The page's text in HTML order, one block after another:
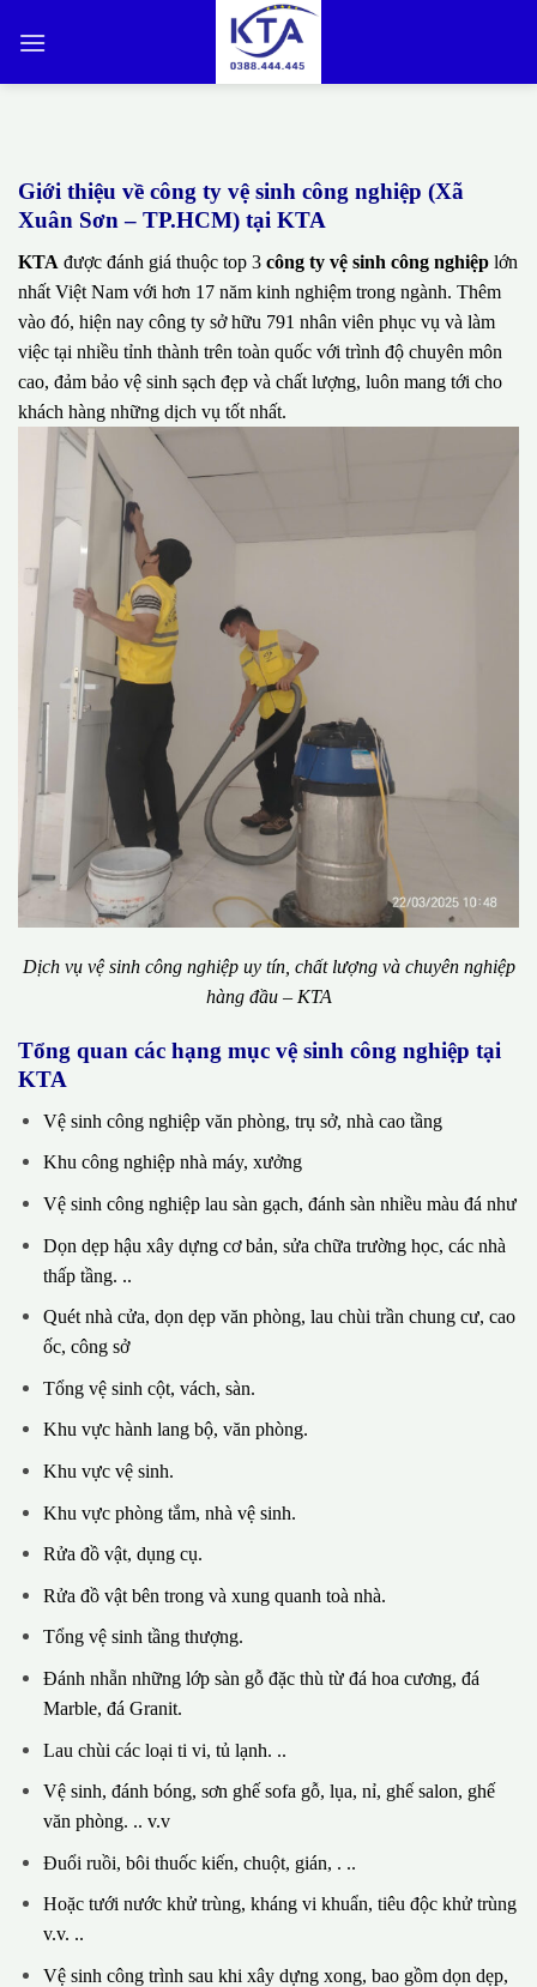
qua
Giới thiệu về công ty vệ sinh công nghiệp (Xã
Xuân Sơn – TP.HCM) tại KTA
KTA được đánh giá thuộc top 3 công ty vệ sinh công nghiệp lớn
nhất Việt Nam với hơn 17 năm kinh nghiệm trong ngành. Thêm
vào đó, hiện nay công ty sở hữu 791 nhân viên phục vụ và làm
việc tại nhiều tỉnh thành trên toàn quốc với trình độ chuyên môn
cao, đảm bảo vệ sinh sạch đẹp và chất lượng, luôn mang tới cho
khách hàng những dịch vụ tốt nhất.
Dịch vụ vệ sinh công nghiệp uy tín, chất lượng và chuyên nghiệp
hàng đầu – KTA
Tổng quan các hạng mục vệ sinh công nghiệp tại
KTA
Vệ sinh công nghiệp văn phòng, trụ sở, nhà cao tầng
Khu công nghiệp nhà máy, xưởng
Vệ sinh công nghiệp lau sàn gạch, đánh sàn nhiều màu đá như
Dọn dẹp hậu xây dựng cơ bản, sửa chữa trường học, các nhà
thấp tầng. ..
Quét nhà cửa, dọn dẹp văn phòng, lau chùi trần chung cư, cao
ốc, công sở
Tổng vệ sinh cột, vách, sàn.
Khu vực hành lang bộ, văn phòng.
Khu vực vệ sinh.
Khu vực phòng tắm, nhà vệ sinh.
Rửa đồ vật, dụng cụ.
Rửa đồ vật bên trong và xung quanh toà nhà.
Tổng vệ sinh tầng thượng.
Đánh nhẵn những lớp sàn gỗ đặc thù từ đá hoa cương, đá
Marble, đá Granit.
Lau chùi các loại ti vi, tủ lạnh. ..
Vệ sinh, đánh bóng, sơn ghế sofa gỗ, lụa, nỉ, ghế salon, ghế
văn phòng. .. v.v
Đuổi ruồi, bôi thuốc kiến, chuột, gián, . ..
Hoặc tưới nước khử trùng, kháng vi khuẩn, tiêu độc khử trùng
v.v. ..
Vệ sinh công trình sau khi xây dựng xong, bao gồm dọn dẹp,